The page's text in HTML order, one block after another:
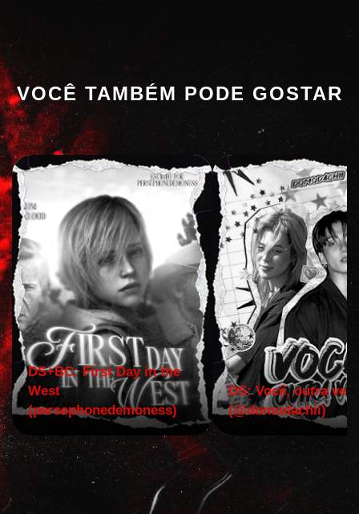
VOCÊ TAMBÉM PODE GOSTAR
DS+BC: First Day in the
West
(persephonedemoness)
DS: Você, outra vez!
(@domodachii)